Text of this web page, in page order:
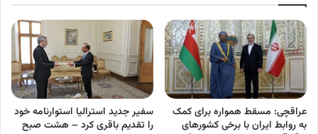
عراقچی:‌ مسقط همواره برای کمک
به روابط ایران با برخی کشور‌های
سفیر جدید استرالیا استوارنامه خود
را تقدیم باقری کرد – هشت صبح